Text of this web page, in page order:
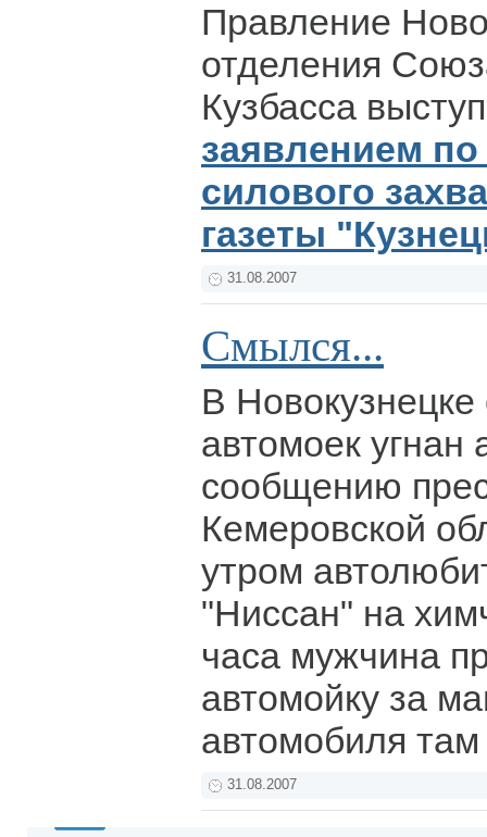
Правление
отделения
Кузбасса
заявлением
силового
газеты
31.08.2007
Смылся...
В Новокузнецке
автомоек
сообщению
Кемеровской
утром
"Ниссан" на
часа мужчина
автомойку за
автомобиля
31.08.2007